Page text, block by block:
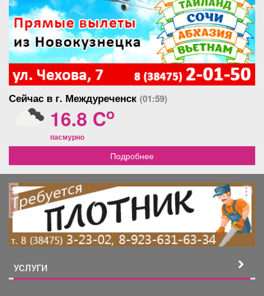
Сейчас в г. Междуреченск (01:59)
16.8 Co
пасмурно
Подробнее
реклама
УСЛУГИ